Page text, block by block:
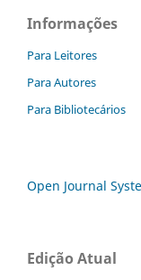
Informações
Para Leitores
Para Autores
Para Bibliotecários
Open Journal
Edição Atual